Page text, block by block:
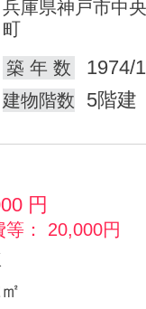
兵庫県神戸市中
町
築 年 数
1974/
建物階数 5階建
円
等： 20,000円